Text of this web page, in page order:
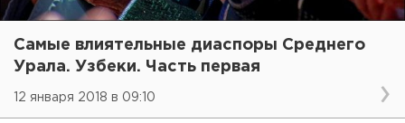
Самые влиятельные диаспоры Среднего
Урала. Узбеки. Часть первая
12 января 2018 в 09:10